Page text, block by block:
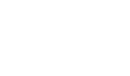
Location de linge de lit et